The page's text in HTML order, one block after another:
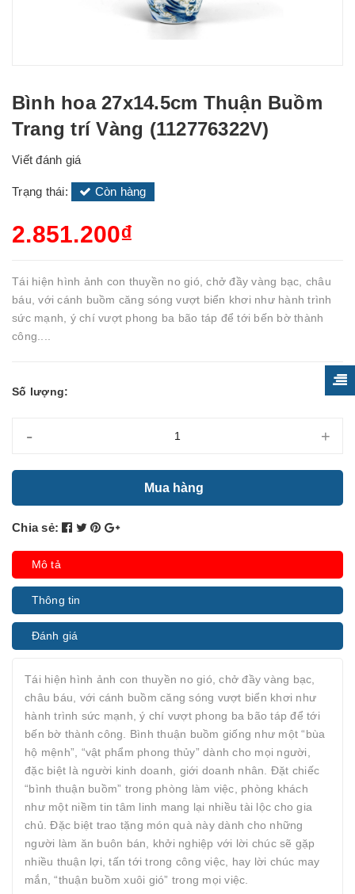
Bình hoa 27x14.5cm Thuận Buồm
Trang trí Vàng (112776322V)
Viết đánh giá
Trạng thái: Còn hàng
2.851.200₫
Tái hiện hình ảnh con thuyền no gió, chở đầy vàng bạc, châu
báu, với cánh buồm căng sóng vượt biển khơi như hành trình
sức mạnh, ý chí vượt phong ba bão táp để tới bến bờ thành
công....
Số lượng:
- +
Mua hàng
Chia sẻ:
Mô tả
Thông tin
Đánh giá
Tái hiện hình ảnh con thuyền no gió, chở đầy vàng bạc,
châu báu, với cánh buồm căng sóng vượt biển khơi như
hành trình sức mạnh, ý chí vượt phong ba bão táp để tới
bến bờ thành công. Bình thuận buồm giống như một “bùa
hộ mệnh”, “vật phẩm phong thủy” dành cho mọi người,
đặc biệt là người kinh doanh, giới doanh nhân. Đặt chiếc
“bình thuận buồm” trong phòng làm việc, phòng khách
như một niềm tin tâm linh mang lại nhiều tài lộc cho gia
chủ. Đặc biệt trao tặng món quà này dành cho những
người làm ăn buôn bán, khởi nghiệp với lời chúc sẽ gặp
nhiều thuận lợi, tấn tới trong công việc, hay lời chúc may
mắn, “thuận buồm xuôi gió” trong mọi việc.